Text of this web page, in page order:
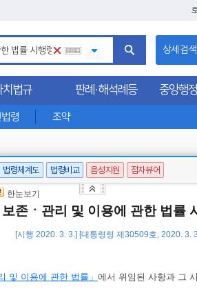
상세검색
령 조약
치법규 판례·해석례등 중앙행
법령체계도 법령비교 음성지원 점자뷰어
한눈보기
존ㆍ관리 및 이용에 관한 법률
[시행 2020. 3. 3.] [대통령령 제30509호, 2020. 3.
및 이용에 관한 법률」 에서 위임된 사항과 그